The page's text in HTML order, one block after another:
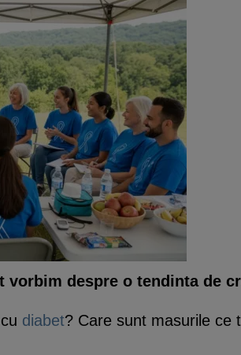
vorbim despre o tendinta de
diabet? Care sunt masurile ce